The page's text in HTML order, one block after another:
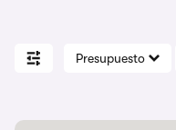
Presupuesto